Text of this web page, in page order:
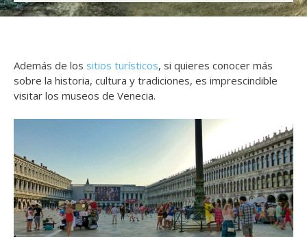
Además de los sitios turísticos, si quieres conocer más
sobre la historia, cultura y tradiciones, es imprescindible
visitar los museos de Venecia.